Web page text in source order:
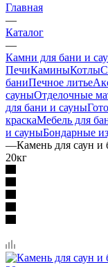
Главная
—
Каталог
—
Камни для бани и
ПечиКаминыКотлы
баниПечное литье
сауныОтделочные
для бани и сауны
краскаМебель для
и сауныБондарные
—Камень для саун и
20кг